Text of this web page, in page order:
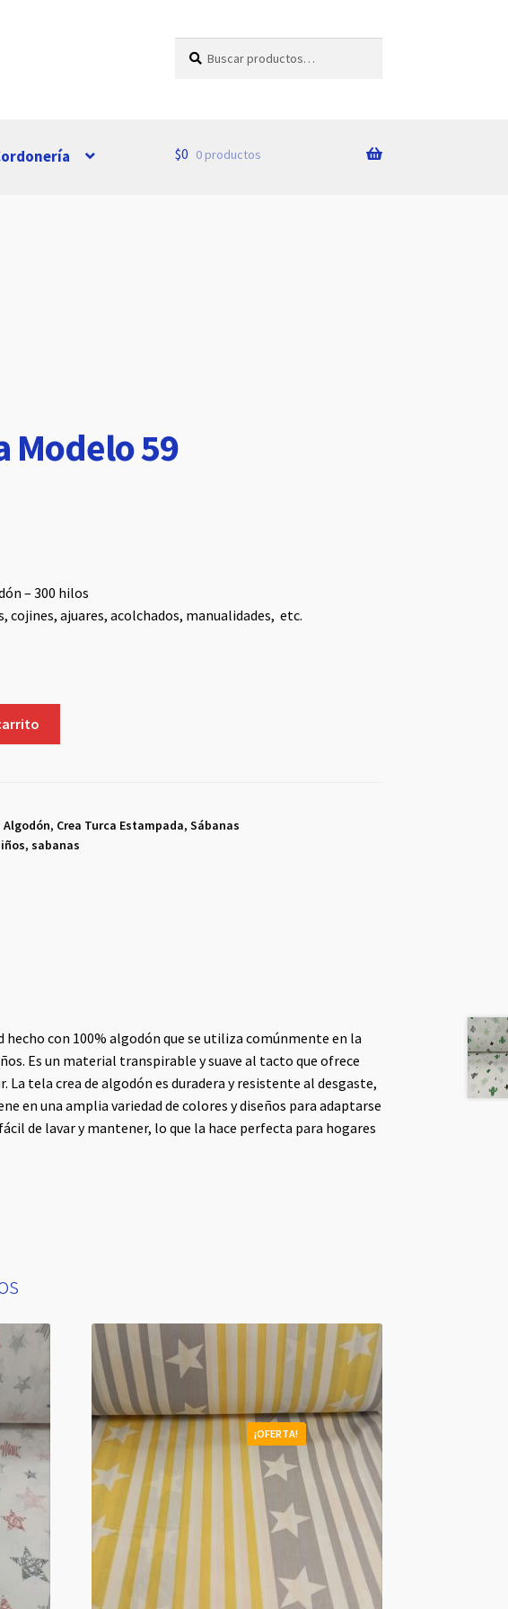
por:
$0 0 productos
Modelo 59
– 300 hilos
cojines, ajuares, acolchados, manualidades, etc.
Algodón, Crea Turca Estampada, Sábanas
, sabanas
hecho con 100% algodón que se utiliza comúnmente en la
Es un material transpirable y suave al tacto que ofrece
La tela crea de algodón es duradera y resistente al desgaste,
en una amplia variedad de colores y diseños para adaptarse
de lavar y mantener, lo que la hace perfecta para hogares
¡OFERTA!